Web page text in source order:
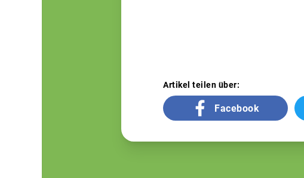
Artikel teilen über:
Facebook